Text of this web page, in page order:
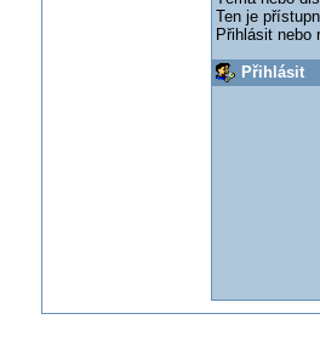
Ten je
Přihlásit
Přihlásit